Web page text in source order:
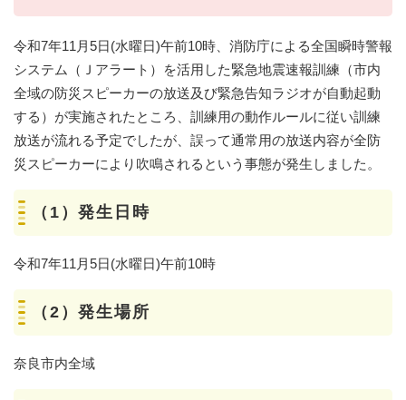
令和7年11月5日(水曜日)午前10時、消防庁による全国瞬時警報
システム（Ｊアラート）を活用した緊急地震速報訓練（市内
全域の防災スピーカーの放送及び緊急告知ラジオが自動起動
する）が実施されたところ、訓練用の動作ルールに従い訓練
放送が流れる予定でしたが、誤って通常用の放送内容が全防
災スピーカーにより吹鳴されるという事態が発生しました。
（1）発生日時
令和7年11月5日(水曜日)午前10時
（2）発生場所
奈良市内全域